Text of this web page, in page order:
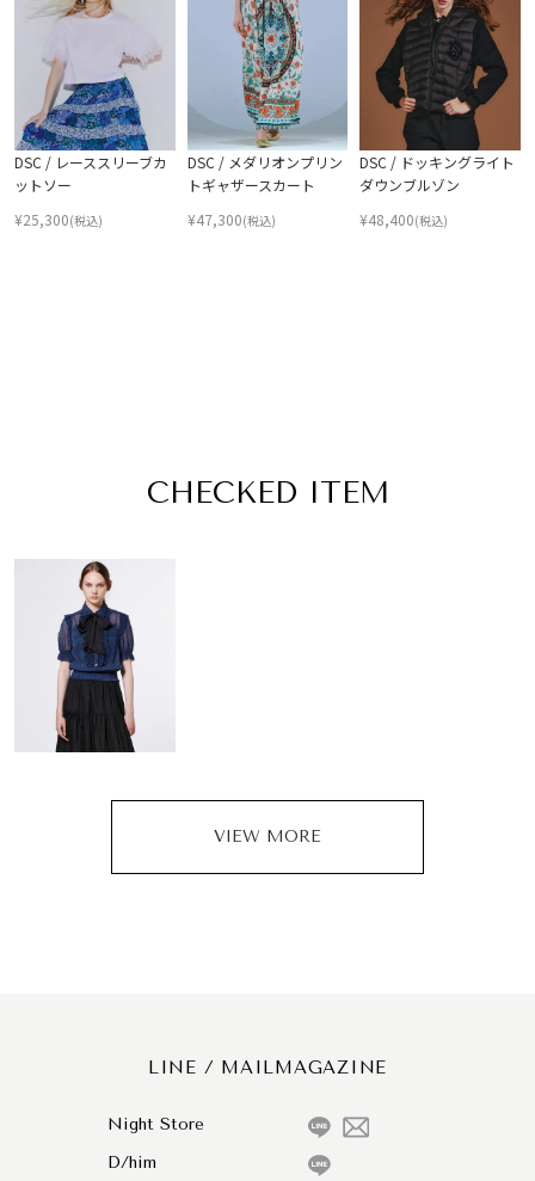
DSC / レーススリーブカ
ットソー
¥25,300(税込)
DSC / メダリオンプリン
トギャザースカート
¥47,300(税込)
DSC / ドッキングライト
ダウンブルゾン
¥48,400(税込)
CHECKED ITEM
VIEW MORE
LINE / MAILMAGAZINE
Night Store
D/him